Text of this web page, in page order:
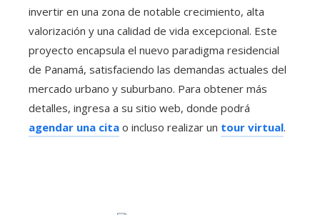
invertir en una zona de notable crecimiento, alta
valorización y una calidad de vida excepcional. Este
proyecto encapsula el nuevo paradigma residencial
de Panamá, satisfaciendo las demandas actuales del
mercado urbano y suburbano. Para obtener más
detalles, ingresa a su sitio web, donde podrá
agendar una cita o incluso realizar un tour virtual.